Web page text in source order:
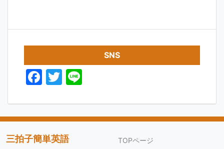
SNS
F
c
e
b
T
itt
er
e
三拍子簡単英語 TOPページ